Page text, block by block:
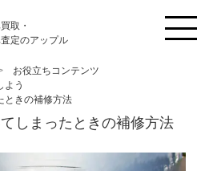
取・
定のアップル
お役立ちコンテンツ
よう
ときの補修方法
しまったときの補修方法